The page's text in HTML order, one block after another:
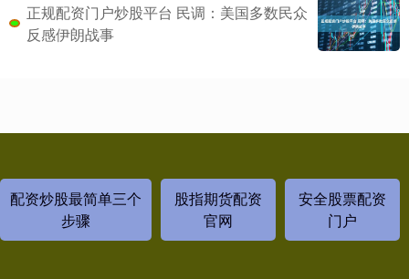
正规配资门户炒股平台 民调：美国多数民众
反感伊朗战事
配资炒股最简单三个
步骤
股指期货配资
官网
安全股票配资
门户